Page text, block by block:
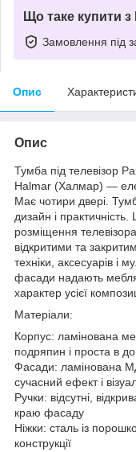
Що таке купити
Замовлення під
Опис
Опис
Тумба під телевізор
Halmar (Халмар) —
Має чотири двері.
дизайн і
розміщення
відкритими та
техніки, аксесуарів і
фасади надають
характер усієї
Матеріали:
Корпус: ламінована
подряпин і проста в
Фасади: ламінована
сучасний ефект і
Ручки: відсутні,
краю фасаду
Ніжки: сталь із
конструкції